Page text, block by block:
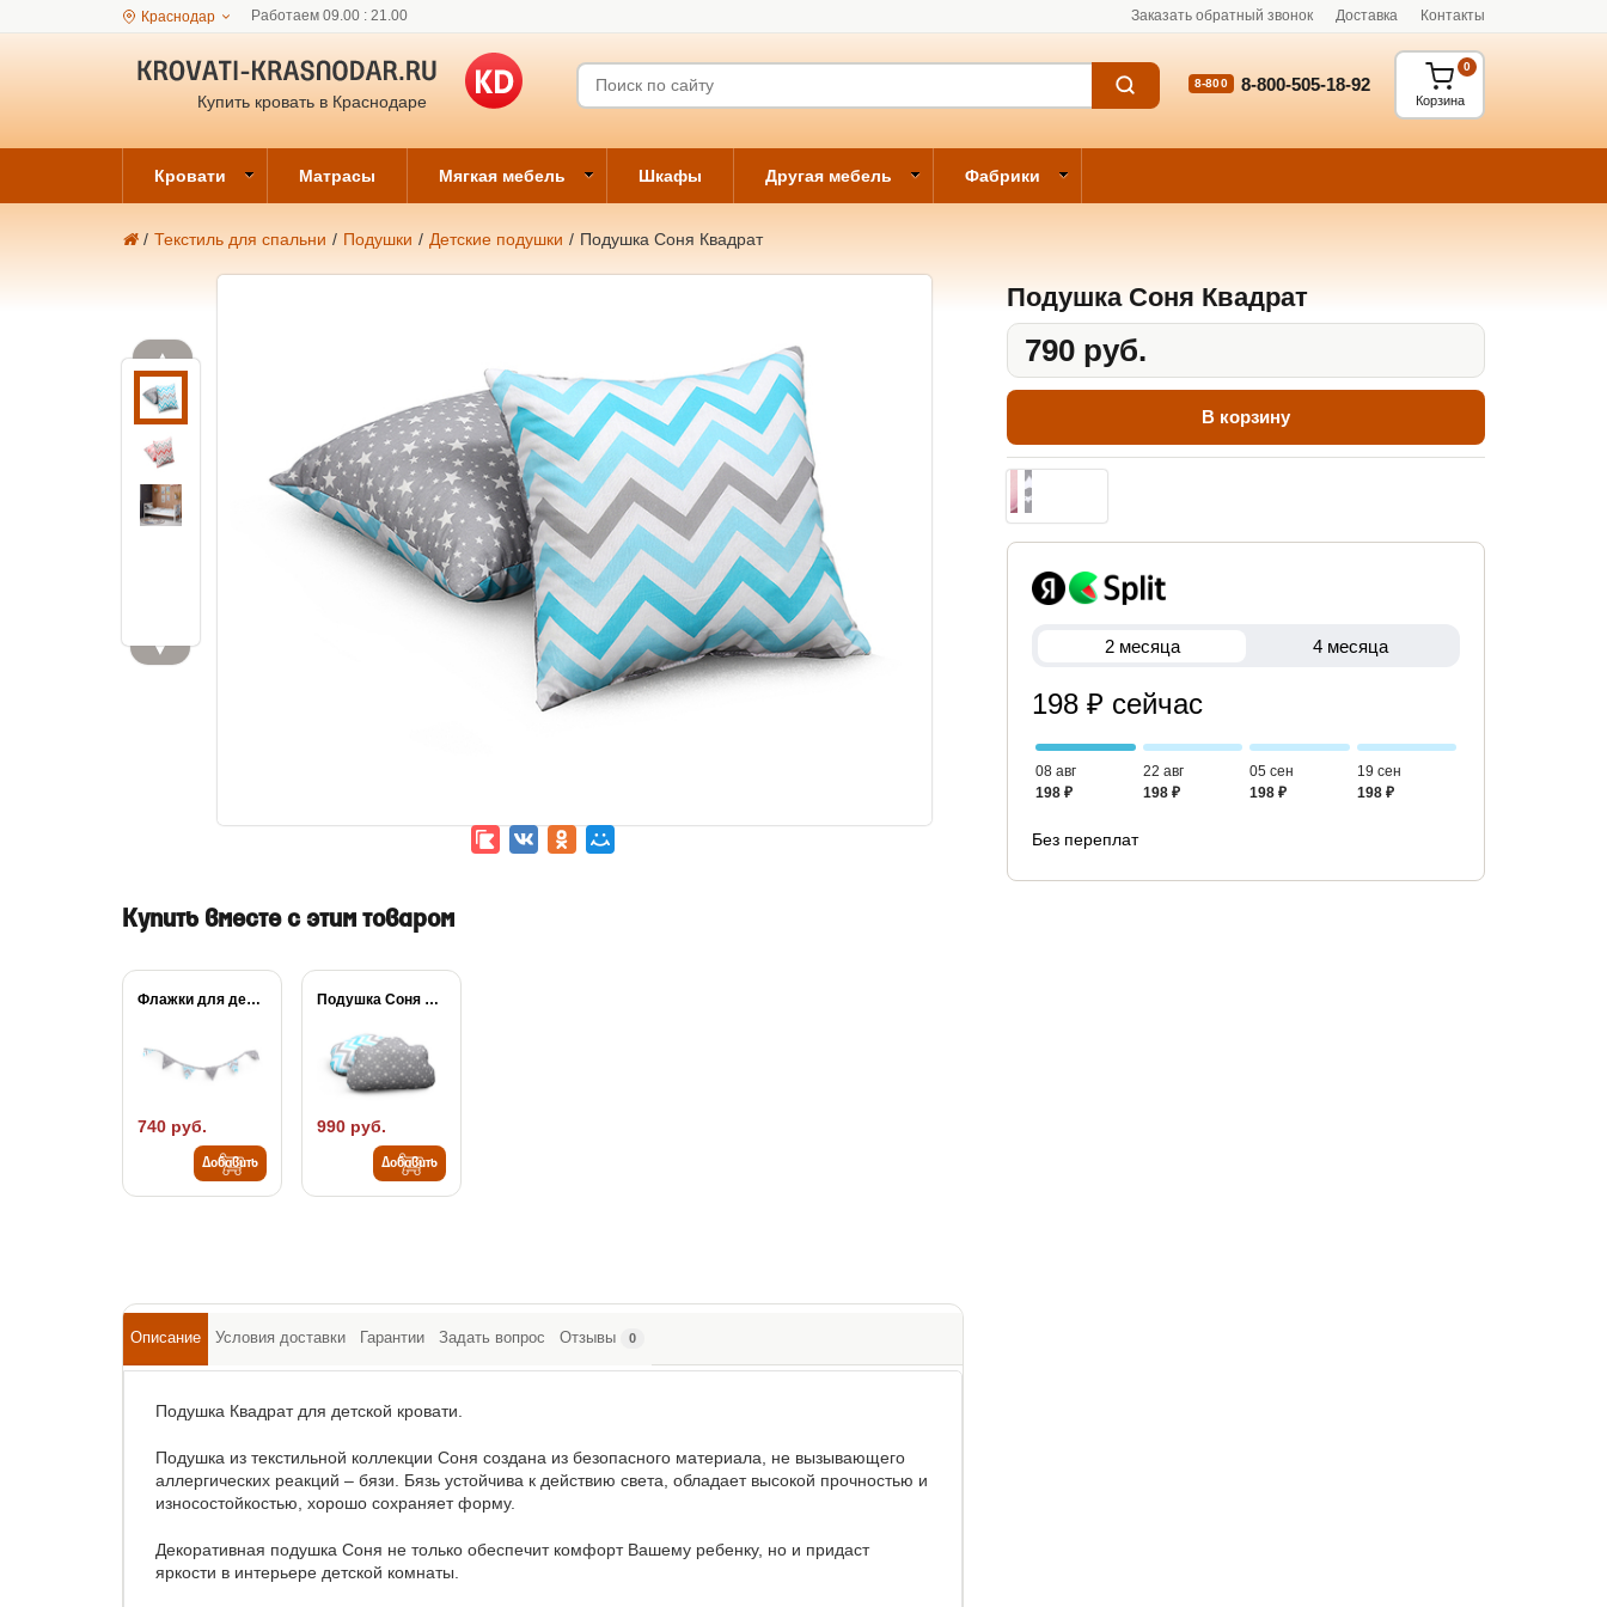
Краснодар Работаем 09.00 : 21.00 Заказать обратный звонок Доставка Контакты
Купить кровать в Краснодаре
8-800 8-800-505-18-92
Корзина
0
Кровати Матрасы Мягкая мебель Шкафы Другая мебель Фабрики
/ Текстиль для спальни / Подушки / Детские подушки / Подушка Соня Квадрат
▲
▼
Подушка Соня Квадрат
790 руб.
В корзину
2 месяца 4 месяца
198 ₽ сейчас
08 авг
198 ₽
22 авг
198 ₽
05 сен
198 ₽
19 сен
198 ₽
Без переплат
Купить вместе с этим товаром
Флажки для детской...
740 руб.
Добавить
Подушка Соня Облако
990 руб.
Добавить
Описание Условия доставки Гарантии Задать вопрос Отзывы 0
Подушка Квадрат для детской кровати.
Подушка из текстильной коллекции Соня создана из безопасного материала, не вызывающего
аллергических реакций – бязи. Бязь устойчива к действию света, обладает высокой прочностью и
износостойкостью, хорошо сохраняет форму.
Декоративная подушка Соня не только обеспечит комфорт Вашему ребенку, но и придаст
яркости в интерьере детской комнаты.